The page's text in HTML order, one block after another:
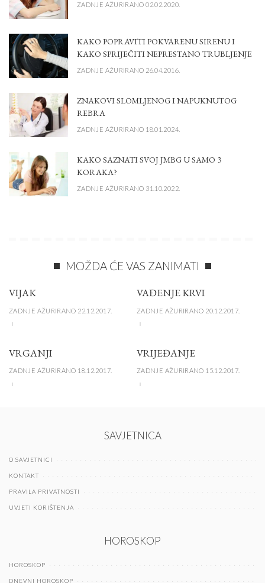
ZADNJE AŽURIRANO 02.02.2020.
KAKO POPRAVITI POKVARENU SIRENU I
KAKO SPRIJEČITI NEPRESTANO TRUBLJENJE
ZADNJE AŽURIRANO 26.04.2016.
ZNAKOVI SLOMLJENOG I NAPUKNUTOG
REBRA
ZADNJE AŽURIRANO 18.01.2024.
KAKO SAZNATI SVOJ JMBG U SAMO 3
KORAKA?
ZADNJE AŽURIRANO 31.10.2022.
MOŽDA ĆE VAS ZANIMATI
VIJAK
ZADNJE AŽURIRANO 22.12.2017.
VAĐENJE KRVI
ZADNJE AŽURIRANO 20.12.2017.
VRGANJI
ZADNJE AŽURIRANO 18.12.2017.
VRIJEĐANJE
ZADNJE AŽURIRANO 15.12.2017.
SAVJETNICA
O SAVJETNICI
KONTAKT
PRAVILA PRIVATNOSTI
UVJETI KORIŠTENJA
HOROSKOP
HOROSKOP
DNEVNI HOROSKOP